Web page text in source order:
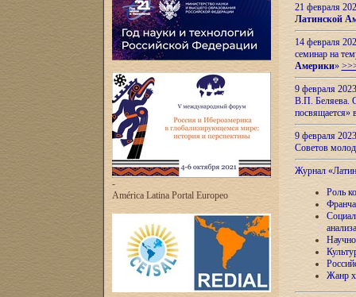
-
América Latina Portal Europeo
21 февраля
Латинской
14 февраля
семинар на
Америки»
9 февраля
В.П. Беляева.
посвящается»
9 февраля
Советов
Журнал
Роль
анализа
Жанр